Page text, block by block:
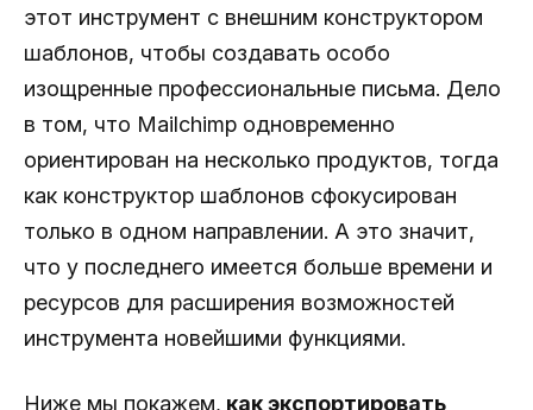
этот инструмент с внешним конструктором
шаблонов, чтобы создавать особо
изощренные профессиональные письма. Дело
в том, что Mailchimp одновременно
ориентирован на несколько продуктов, тогда
как конструктор шаблонов сфокусирован
только в одном направлении. А это значит,
что у последнего имеется больше времени и
ресурсов для расширения возможностей
инструмента новейшими функциями.
Ниже мы покажем, как экспортировать